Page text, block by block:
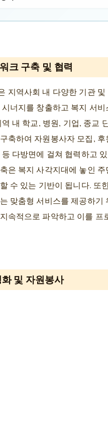
크 구축 및 협력
지역사회 내 다양한 기관
너지를 창출하고 복지 서
내 학교, 병원, 기업, 종교
축하여 자원봉사자 모집,
다방면에 걸쳐 협력하고
은 복지 사각지대에 놓인
수 있는 기반이 됩니다. 또
맞춤형 서비스를 제공하기
속적으로 파악하고 이를 프
및 자원봉사